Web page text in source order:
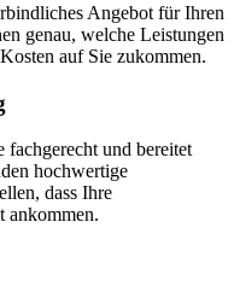
Angebot für Ihren
genau, welche Leistungen
auf Sie zukommen.
fachgerecht und bereitet
hochwertige
dass Ihre
ankommen.